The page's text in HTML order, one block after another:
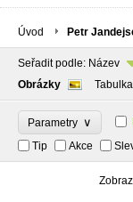
Úvod Petr
Seřadit podle: Název
Obrázky
Tabulka
Parametry ∨
Tip
Akce